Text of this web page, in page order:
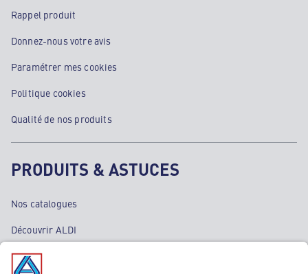
Rappel produit
Donnez-nous votre avis
Paramétrer mes cookies
Politique cookies
Qualité de nos produits
PRODUITS & ASTUCES
Nos catalogues
Découvrir ALDI
Nos bons plans